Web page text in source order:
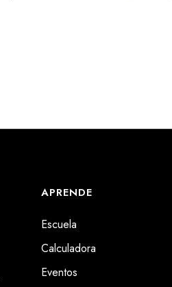
APRENDE
Escuela
Calculadora
Eventos